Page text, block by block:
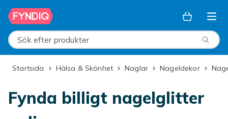
Hoppa till huvudinnehållet
Sök efter produkter
Startsida Hälsa & Skönhet Naglar Nageldekor
Fynda billigt nagelglitter